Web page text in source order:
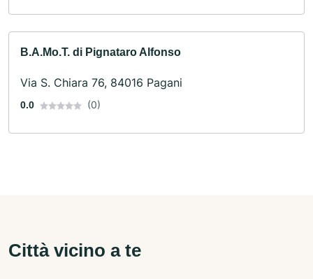
B.A.Mo.T. di Pignataro Alfonso
Via S. Chiara 76, 84016 Pagani
0.0 (0)
Città vicino a te